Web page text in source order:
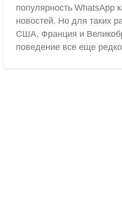
популярность WhatsApp
новостей. Но для таких
США, Франция и
поведение все еще